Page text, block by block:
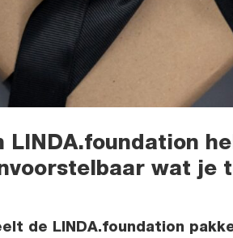
LINDA.foundation
wat je
de LINDA.foundation